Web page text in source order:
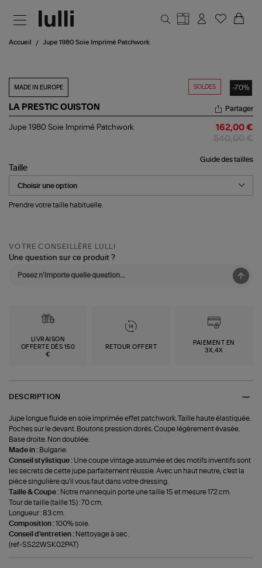
Accueil Jupe 1980 Soie Imprimé Patchwork
SOLDES -70%
MADE IN EUROPE
LA PRESTIC OUISTON
Jupe
Patchwork
Partager
Jupe 1980 Soie Imprimé Patchwork 162,00 €
Guide des tailles
Taille
Prendre votre taille habituelle.
VOTRE CONSEILLÈRE LULLI
Une question sur ce produit ?
LIVRAISON
OFFERTE DÈS 150
€
RETOUR OFFERT
PAIEMENT EN
3X,4X
DESCRIPTION
Jupe longue fluide en soie imprimée effet patchwork. Taille haute élastiquée.
Poches sur le devant. Boutons pression dorés. Coupe légèrement évasée.
Base droite. Non doublée.
Made in : Bulgarie.
Conseil stylistique : Une coupe vintage assumée et des motifs inventifs sont
les secrets de cette jupe parfaitement réussie. Avec un haut neutre, c'est la
pièce singulière qu'il vous faut dans votre dressing.
Taille & Coupe : Notre mannequin porte une taille 1S et mesure 172 cm.
Tour de taille (taille 1S) : 70 cm.
Longueur : 83 cm.
Composition :100% soie.
Conseil d'entretien : Nettoyage à sec.
(ref-SS22WSK02PAT)